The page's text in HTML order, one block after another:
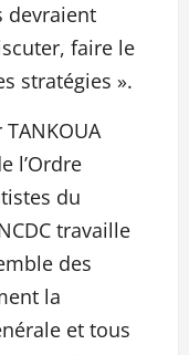
devraient
faire le
stratégies ».
l’Ordre
du
travaille
des
la
et tous